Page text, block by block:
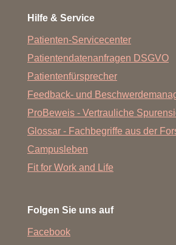
Hilfe & Service
Patienten-Servicecenter
Patientendatenanfragen DSGVO
Patientenfürsprecher
Feedback- und
ProBeweis - Vertrauliche
Glossar - Fachbegriffe aus der
Campusleben
Fit for Work and Life
Folgen Sie uns auf
Facebook